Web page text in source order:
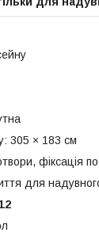
305 × 183 см
фіксація
для